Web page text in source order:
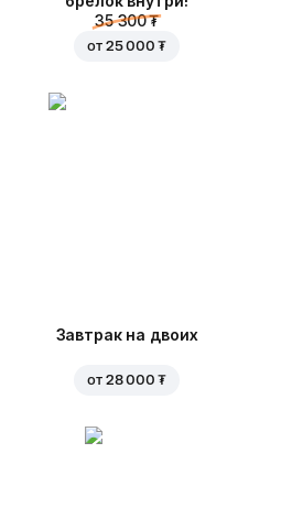
35 300 ₮
от 25 000 ₮
Завтрак на двоих
от 28 000 ₮